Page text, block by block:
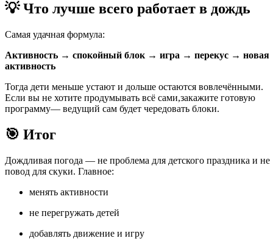
💡 Что лучше всего работает в дождь
Самая удачная формула:
Активность → спокойный блок → игра → перекус → новая
активность
Тогда дети меньше устают и дольше остаются вовлечёнными.
Если вы не хотите продумывать всё сами,закажите готовую
программу— ведущий сам будет чередовать блоки.
🎯 Итог
Дождливая погода — не проблема для детского праздника и не
повод для скуки. Главное:
менять активности
не перегружать детей
добавлять движение и игру